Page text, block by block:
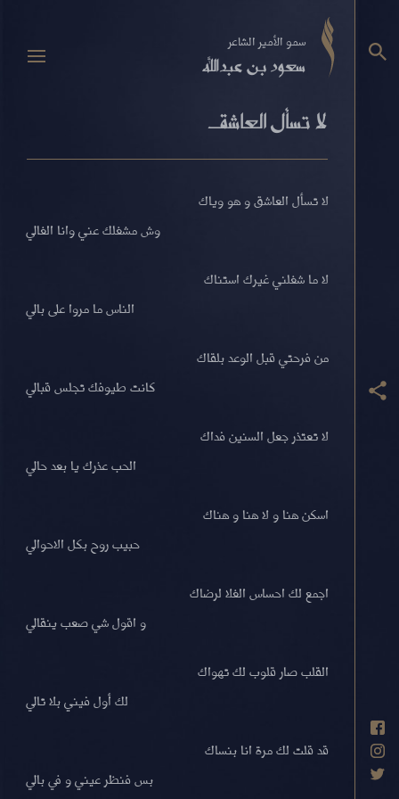
سمو الأمير الشاعر
سعود بن عبدالله
لا تسأل العاشق
لا تسأل العاشق و هو وياك
وش مشغلك عني وانا الغالي
لا ما شغلني غيرك استناك
الناس ما مروا على بالي
من فرحتي قبل الوعد بلقاك
كانت طيوفك تجلس قبالي
لا تعتذر جعل السنين فداك
الحب عذرك يا بعد حالي
اسكن هنا و لا هنا و هناك
حبيب روح بكل الاحوالي
اجمع لك احساس الغلا لرضاك
و اقول شي صعب ينقالي
القلب صار قلوب لك تهواك
لك أول فيني بلا تالي
قد قلت لك مرة انا بنساك
بس فنظر عيني و في بالي